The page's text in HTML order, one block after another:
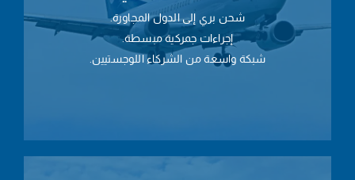
شحن بري إلى الدول المجاورة.
إجراءات جمركية مبسطة.
شبكة واسعة من الشركاء اللوجستيين.